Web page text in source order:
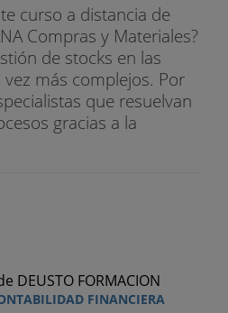
curso a distancia de
Compras y Materiales?
de stocks en las
más complejos. Por
que resuelvan
gracias a la
FINANCIERA